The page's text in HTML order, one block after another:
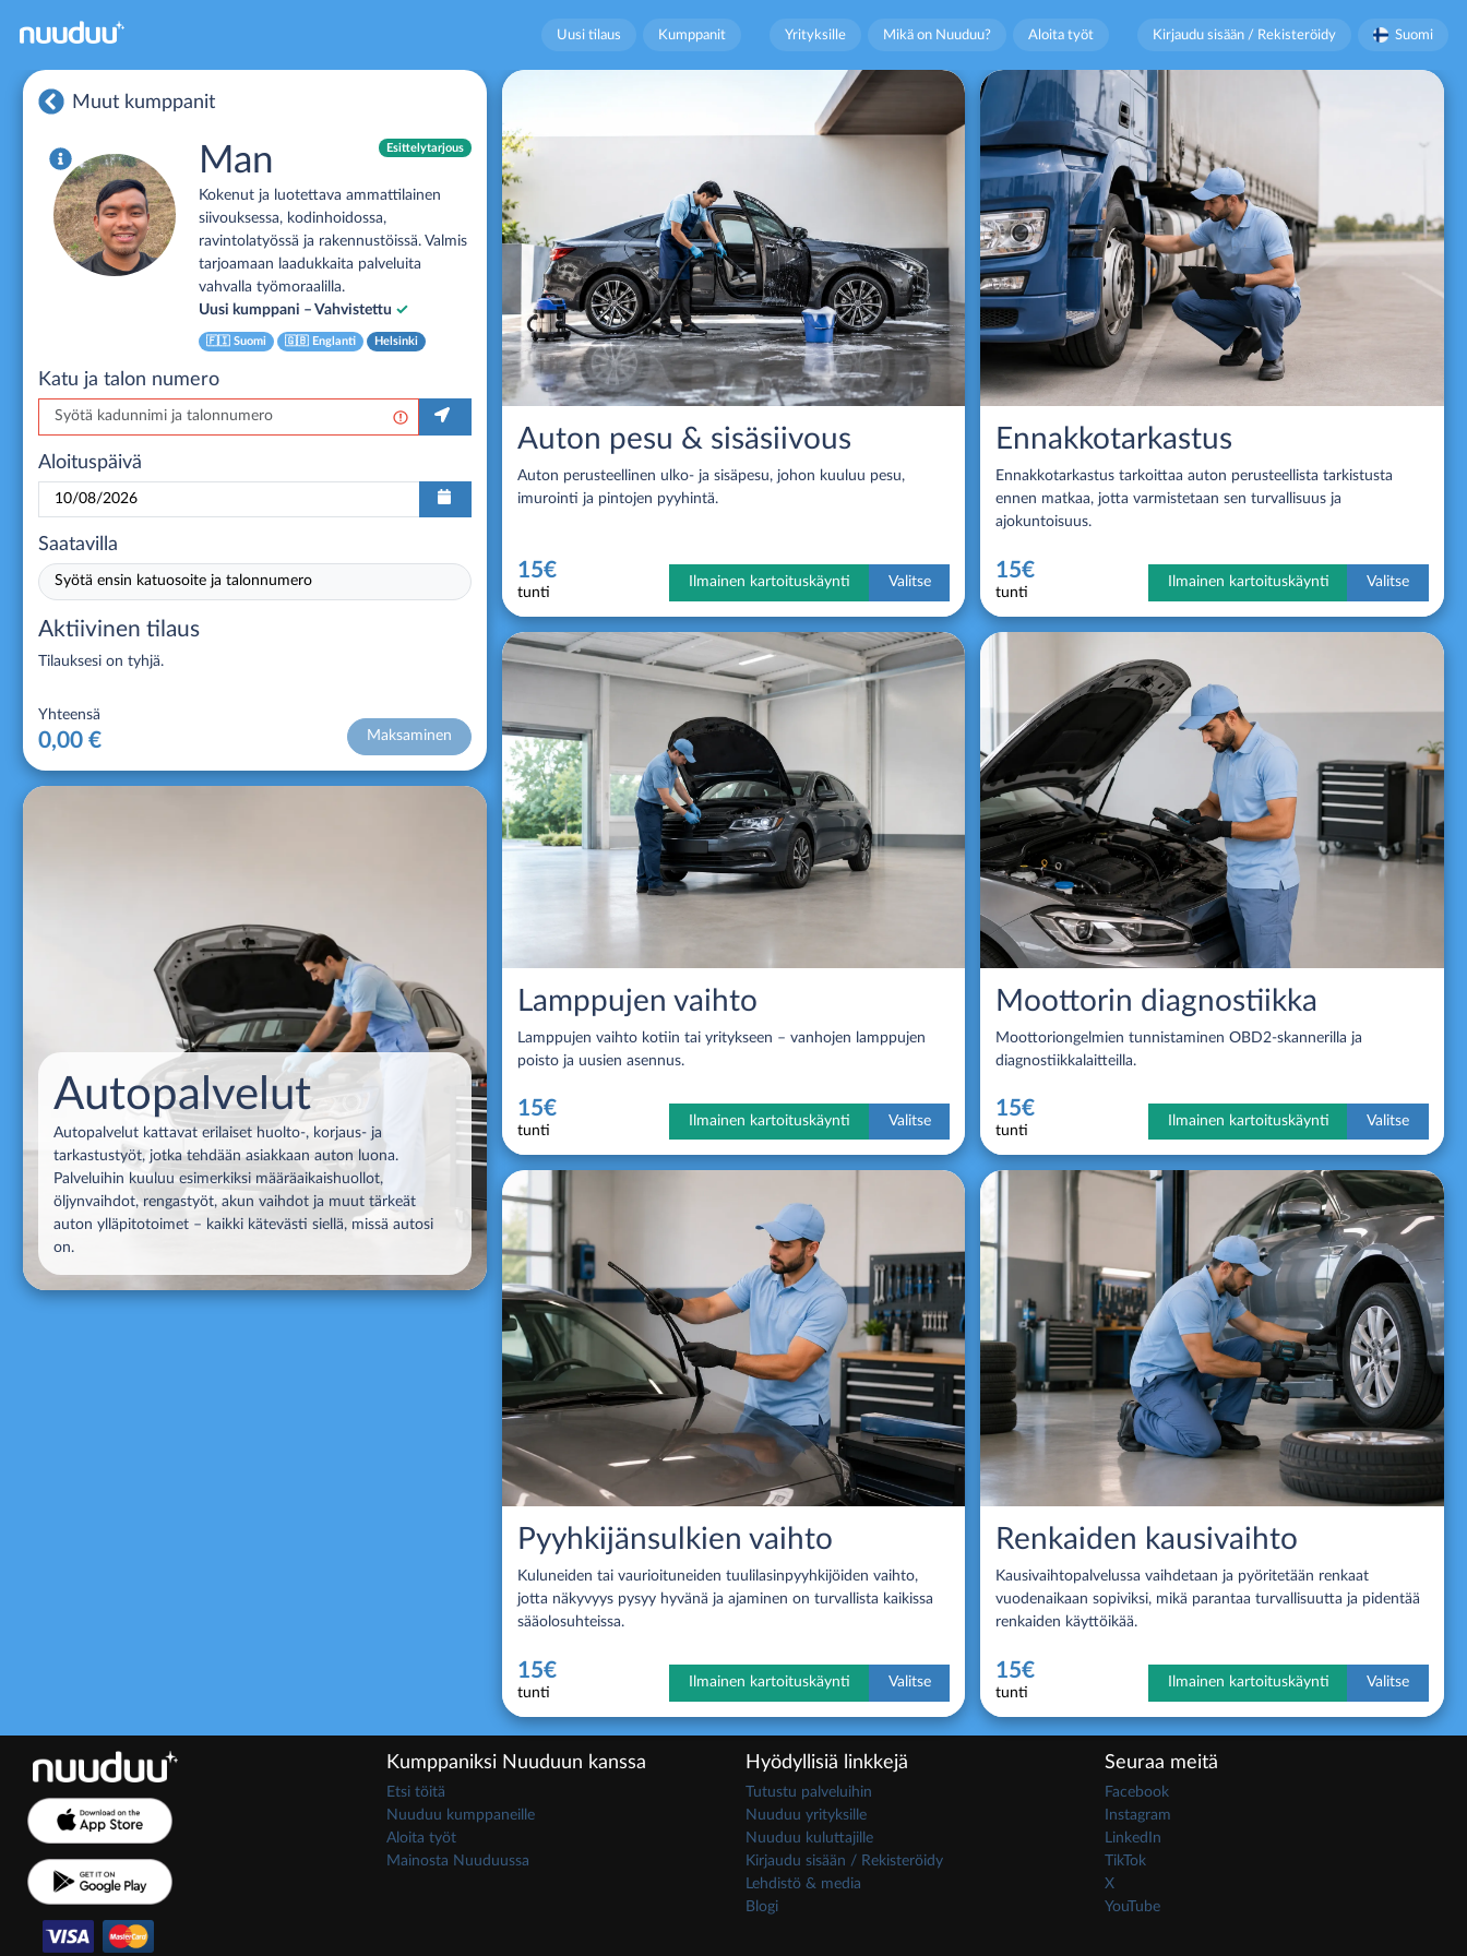
Uusi tilaus Kumppanit Yrityksille Mikä on Nuuduu? Aloita työt Kirjaudu sisään / Rekisteröidy Suomi
Muut kumppanit
Esittelytarjous
Man
Kokenut ja luotettava ammattilainen
siivouksessa, kodinhoidossa,
ravintolatyössä ja rakennustöissä. Valmis
tarjoamaan laadukkaita palveluita
vahvalla työmoraalilla.
Uusi kumppani – Vahvistettu ✓
🇫🇮Suomi 🇬🇧Englanti Helsinki
Katu ja talon numero
Aloituspäivä
Saatavilla
Syötä ensin katuosoite ja talonnumero
Aktiivinen tilaus
Tilauksesi on tyhjä.
Yhteensä
0,00 € Maksaminen
Autopalvelut
Autopalvelut kattavat erilaiset huolto-, korjaus- ja
tarkastustyöt, jotka tehdään asiakkaan auton luona.
Palveluihin kuuluu esimerkiksi määräaikaishuollot,
öljynvaihdot, rengastyöt, akun vaihdot ja muut tärkeät
auton ylläpitotoimet – kaikki kätevästi siellä, missä autosi
on.
Auton pesu & sisäsiivous
Auton perusteellinen ulko- ja sisäpesu, johon kuuluu pesu,
imurointi ja pintojen pyyhintä.
15€
tunti
Ilmainen kartoituskäynti Valitse
Ennakkotarkastus
Ennakkotarkastus tarkoittaa auton perusteellista tarkistusta
ennen matkaa, jotta varmistetaan sen turvallisuus ja
ajokuntoisuus.
15€
tunti
Ilmainen kartoituskäynti Valitse
Lamppujen vaihto
Lamppujen vaihto kotiin tai yritykseen – vanhojen lamppujen
poisto ja uusien asennus.
15€
tunti
Ilmainen kartoituskäynti Valitse
Moottorin diagnostiikka
Moottoriongelmien tunnistaminen OBD2-skannerilla ja
diagnostiikkalaitteilla.
15€
tunti
Ilmainen kartoituskäynti Valitse
Pyyhkijänsulkien vaihto
Kuluneiden tai vaurioituneiden tuulilasinpyyhkijöiden vaihto,
jotta näkyvyys pysyy hyvänä ja ajaminen on turvallista kaikissa
sääolosuhteissa.
15€
tunti
Ilmainen kartoituskäynti Valitse
Renkaiden kausivaihto
Kausivaihtopalvelussa vaihdetaan ja pyöritetään renkaat
vuodenaikaan sopiviksi, mikä parantaa turvallisuutta ja pidentää
renkaiden käyttöikää.
15€
tunti
Ilmainen kartoituskäynti Valitse
Kumppaniksi Nuuduun kanssa
Etsi töitä
Nuuduu kumppaneille
Aloita työt
Mainosta Nuuduussa
Hyödyllisiä linkkejä
Tutustu palveluihin
Nuuduu yrityksille
Nuuduu kuluttajille
Kirjaudu sisään / Rekisteröidy
Lehdistö & media
Blogi
Seuraa meitä
Facebook
Instagram
LinkedIn
TikTok
X
YouTube